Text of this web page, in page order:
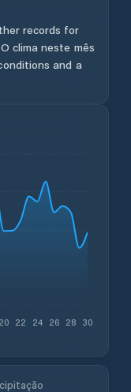
records for
O clima neste mês
and a
20 22 24 26 28 30